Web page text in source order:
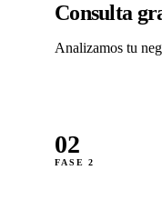
Consulta
Analizamos tu
02
FASE 2